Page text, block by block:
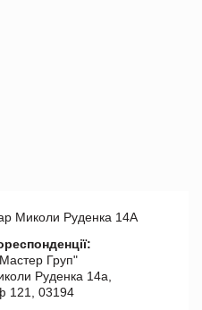
Миколи Руденка 14А
Груп"
Руденка 14а,
121, 03194